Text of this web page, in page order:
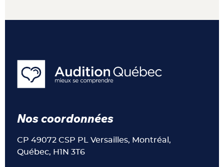
Nos coordonnées
CP 49072 CSP PL Versailles, Montréal,
Québec, H1N 3T6